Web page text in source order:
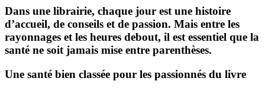
Dans une librairie, chaque jour est une histoire
d’accueil, de conseils et de passion. Mais entre les
rayonnages et les heures debout, il est essentiel que la
santé ne soit jamais mise entre parenthèses.
Une santé bien classée pour les passionnés du livre